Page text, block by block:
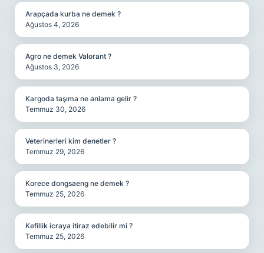
Arapçada kurba ne demek ?
Ağustos 4, 2026
Agro ne demek Valorant ?
Ağustos 3, 2026
Kargoda taşıma ne anlama gelir ?
Temmuz 30, 2026
Veterinerleri kim denetler ?
Temmuz 29, 2026
Korece dongsaeng ne demek ?
Temmuz 25, 2026
Kefillik icraya itiraz edebilir mi ?
Temmuz 25, 2026